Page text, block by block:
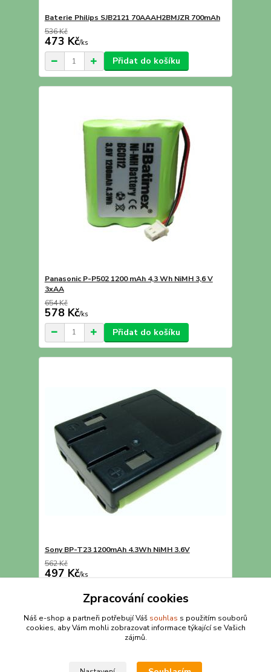
Baterie Philips SJB2121 70AAAH2BMJZR 700mAh
536 Kč
473 Kč/ks
Přidat do košíku
Panasonic P-P502 1200 mAh 4,3 Wh NiMH 3,6 V
3xAA
654 Kč
578 Kč/ks
Přidat do košíku
Sony BP-T23 1200mAh 4.3Wh NiMH 3.6V
562 Kč
497 Kč/ks
Detail
strana z 1
Zpracování cookies
Náš e-shop a partneři potřebují Váš souhlas s použitím souborů
cookies, aby Vám mohli zobrazovat informace týkající se Vašich
zájmů.